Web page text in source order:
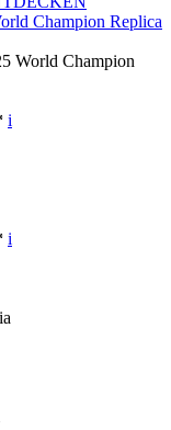
Champion Replica
World Champion
i
i